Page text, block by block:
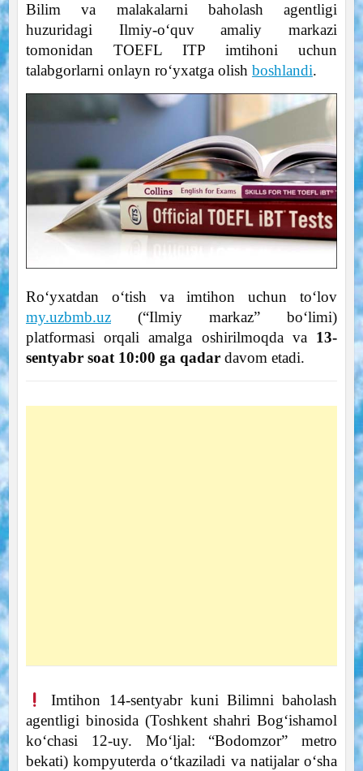
Bilim va malakalarni baholash agentligi
huzuridagi Ilmiy-o‘quv amaliy markazi
tomonidan TOEFL ITP imtihoni uchun
talabgorlarni onlayn ro‘yxatga olish boshlandi.
Ro‘yxatdan o‘tish va imtihon uchun to‘lov
my.uzbmb.uz(“Ilmiy markaz” bo‘limi)
platformasi orqali amalga oshirilmoqda va 13-
sentyabr soat 10:00 ga qadardavom etadi.
Imtihon 14-sentyabr kuni Bilimni baholash
agentligi binosida (Toshkent shahri Bog‘ishamol
ko‘chasi 12-uy. Mo‘ljal: “Bodomzor” metro
bekati) kompyuterda o‘tkaziladi va natijalar o‘sha